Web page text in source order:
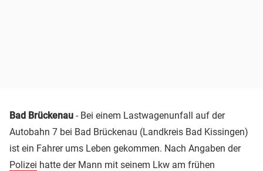
Bad Brückenau - Bei einem Lastwagenunfall auf der
Autobahn 7 bei Bad Brückenau (Landkreis Bad Kissingen)
ist ein Fahrer ums Leben gekommen. Nach Angaben der
Polizei hatte der Mann mit seinem Lkw am frühen